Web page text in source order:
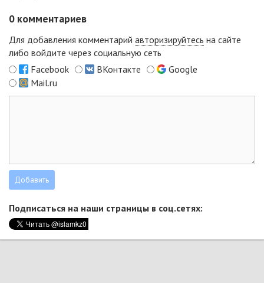
0 комментариев
Для добавления комментарий авторизируйтесь на сайте
либо войдите через социальную сеть
Facebook
ВКонтакте
Google
Mail.ru
Подписаться на наши страницы в соц.сетях: